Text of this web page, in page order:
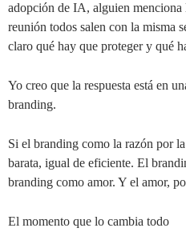
adopción de IA, alguien menciona
reunión todos salen con la misma
claro qué hay que proteger y qué
Yo creo que la respuesta está en
branding.
Si el branding como la razón por
barata, igual de eficiente. El
branding como amor. Y el amor,
El momento que lo cambia todo